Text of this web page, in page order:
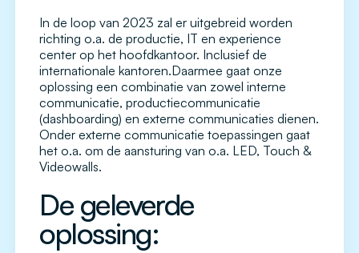
In de loop van 2023 zal er uitgebreid worden
richting o.a. de productie, IT en experience
center op het hoofdkantoor. Inclusief de
internationale kantoren.Daarmee gaat onze
oplossing een combinatie van zowel interne
communicatie, productiecommunicatie
(dashboarding) en externe communicaties dienen.
Onder externe communicatie toepassingen gaat
het o.a. om de aansturing van o.a. LED, Touch &
Videowalls.
De geleverde
oplossing: